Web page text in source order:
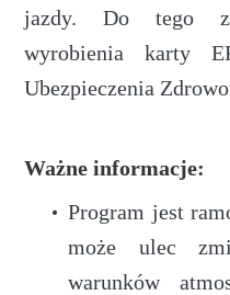
jazdy. Do tego
wyrobienia karty
Ubezpieczenia
Ważne informacje:
Program jest
może ulec
warunków